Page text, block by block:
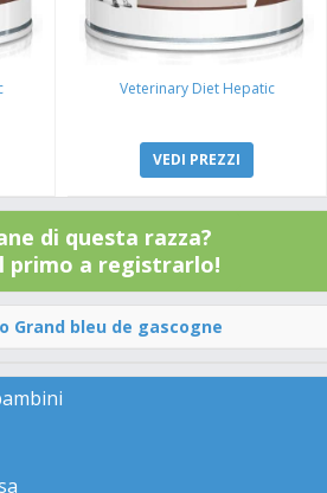
Veterinary Diet Hepatic
VEDI PREZZI
di questa razza?
primo a registrarlo!
Grand bleu de gascogne